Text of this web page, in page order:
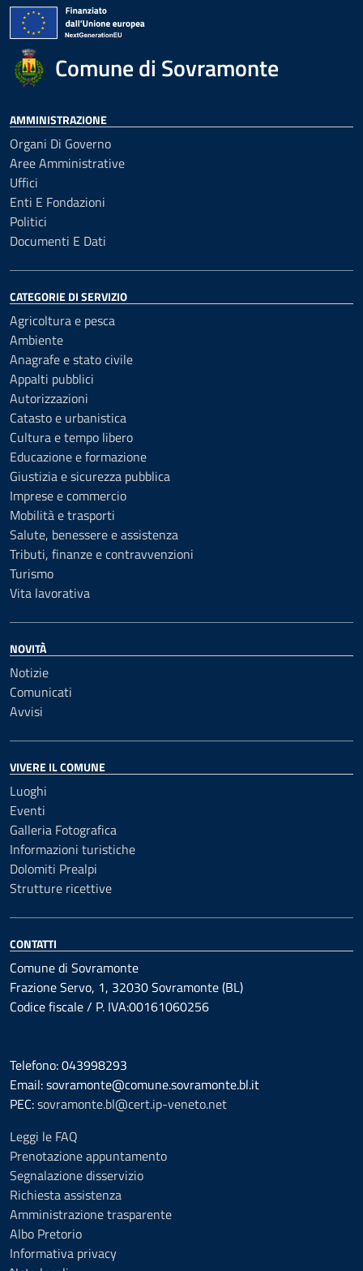
Comune di Sovramonte
AMMINISTRAZIONE
Organi Di Governo
Aree Amministrative
Uffici
Enti E Fondazioni
Politici
Documenti E Dati
CATEGORIE DI SERVIZIO
Agricoltura e pesca
Ambiente
Anagrafe e stato civile
Appalti pubblici
Autorizzazioni
Catasto e urbanistica
Cultura e tempo libero
Educazione e formazione
Giustizia e sicurezza pubblica
Imprese e commercio
Mobilità e trasporti
Salute, benessere e assistenza
Tributi, finanze e contravvenzioni
Turismo
Vita lavorativa
NOVITÀ
Notizie
Comunicati
Avvisi
VIVERE IL COMUNE
Luoghi
Eventi
Galleria Fotografica
Informazioni turistiche
Dolomiti Prealpi
Strutture ricettive
CONTATTI
Comune di Sovramonte
Frazione Servo, 1, 32030 Sovramonte (BL)
Codice fiscale / P. IVA:00161060256
Telefono: 043998293
Email: sovramonte@comune.sovramonte.bl.it
PEC:sovramonte.bl@cert.ip-veneto.net
Leggi le FAQ
Prenotazione appuntamento
Segnalazione disservizio
Richiesta assistenza
Amministrazione trasparente
Albo Pretorio
Informativa privacy